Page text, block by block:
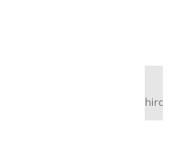
hirdetés